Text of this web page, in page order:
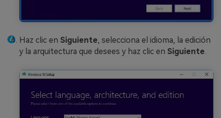
Haz clic en Siguiente, selecciona el idioma, la edición
y la arquitectura que desees y haz clic en Siguiente.